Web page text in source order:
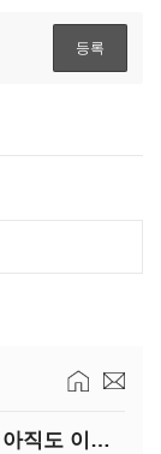
김한규 전 비서관 "집무실 용산 이전 아직도 이해 못 해…독단 우려"